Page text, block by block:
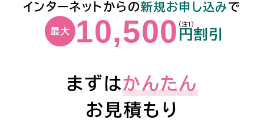
インターネットからの新規お申し込みで
最大 10,500 円割引
(注1)
まずはかんたん
お見積もり